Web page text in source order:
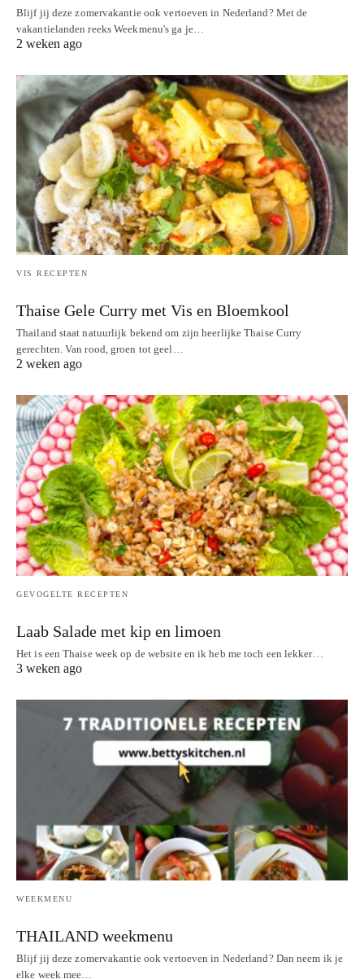
Blijf jij deze zomervakantie ook vertoeven in Nederland? Met de
vakantielanden reeks Weekmenu's ga je…
2 weken ago
VIS RECEPTEN
Thaise Gele Curry met Vis en Bloemkool
Thailand staat natuurlijk bekend om zijn heerlijke Thaise Curry
gerechten. Van rood, groen tot geel…
2 weken ago
GEVOGELTE RECEPTEN
Laab Salade met kip en limoen
Het is een Thaise week op de website en ik heb me toch een lekker…
3 weken ago
WEEKMENU
THAILAND weekmenu
Blijf jij deze zomervakantie ook vertoeven in Nederland? Dan neem ik je
elke week mee…